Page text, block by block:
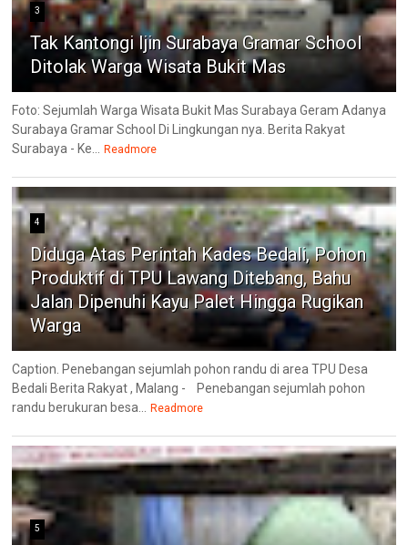
3
Tak Kantongi Ijin Surabaya Gramar School
Ditolak Warga Wisata Bukit Mas
Foto: Sejumlah Warga Wisata Bukit Mas Surabaya Geram Adanya
Surabaya Gramar School Di Lingkungan nya. Berita Rakyat
Surabaya - Ke...
Readmore
4
Diduga Atas Perintah Kades Bedali, Pohon
Produktif di TPU Lawang Ditebang, Bahu
Jalan Dipenuhi Kayu Palet Hingga Rugikan
Warga
Caption. Penebangan sejumlah pohon randu di area TPU Desa
Bedali Berita Rakyat , Malang - Penebangan sejumlah pohon
randu berukuran besa...
Readmore
5